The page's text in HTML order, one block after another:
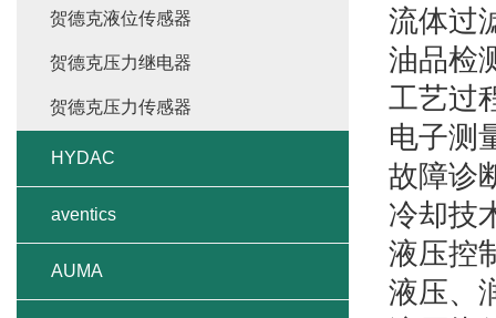
流体过
油品检
工艺过
电子测
故障诊
冷却技
液压控
液压、
贺德克液位传感器
贺德克压力继电器
贺德克压力传感器
HYDAC
aventics
AUMA